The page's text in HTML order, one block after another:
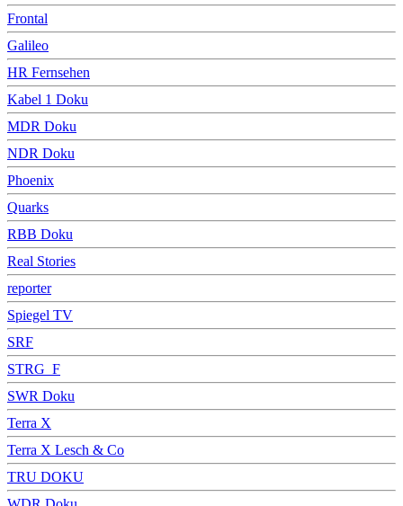
Frontal
Galileo
HR Fernsehen
Kabel 1 Doku
MDR Doku
NDR Doku
Phoenix
Quarks
RBB Doku
Real Stories
reporter
Spiegel TV
SRF
STRG_F
SWR Doku
Terra X
Terra X Lesch & Co
TRU DOKU